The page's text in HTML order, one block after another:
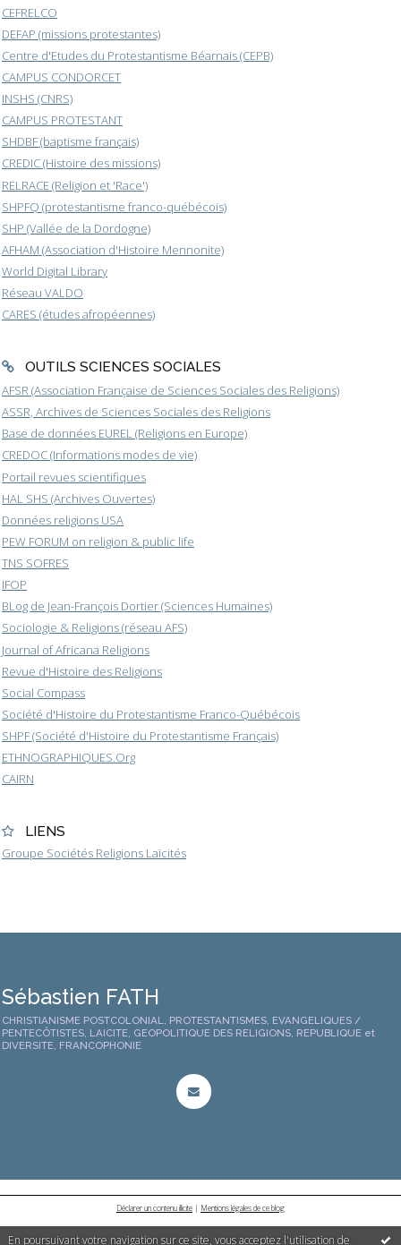
En poursuivant votre navigation sur ce site, vous acceptez l'utilisation de
CEFRELCO
DEFAP (missions protestantes)
Centre d'Etudes du Protestantisme Béarnais (CEPB)
CAMPUS CONDORCET
INSHS (CNRS)
CAMPUS PROTESTANT
SHDBF (baptisme français)
CREDIC (Histoire des missions)
RELRACE (Religion et 'Race')
SHPFQ (protestantisme franco-québécois)
SHP (Vallée de la Dordogne)
AFHAM (Association d'Histoire Mennonite)
World Digital Library
Réseau VALDO
CARES (études afropéennes)
OUTILS SCIENCES SOCIALES
AFSR (Association Française de Sciences Sociales des Religions)
ASSR, Archives de Sciences Sociales des Religions
Base de données EUREL (Religions en Europe)
CREDOC (Informations modes de vie)
Portail revues scientifiques
HAL SHS (Archives Ouvertes)
Données religions USA
PEW FORUM on religion & public life
TNS SOFRES
IFOP
BLog de Jean-François Dortier (Sciences Humaines)
Sociologie & Religions (réseau AFS)
Journal of Africana Religions
Revue d'Histoire des Religions
Social Compass
Société d'Histoire du Protestantisme Franco-Québécois
SHPF (Société d'Histoire du Protestantisme Français)
ETHNOGRAPHIQUES.Org
CAIRN
LIENS
Groupe Sociétés Religions Laïcités
Sébastien FATH
CHRISTIANISME POSTCOLONIAL, PROTESTANTISMES, EVANGELIQUES /
PENTECÔTISTES, LAICITE, GEOPOLITIQUE DES RELIGIONS, REPUBLIQUE et
DIVERSITE, FRANCOPHONIE
Déclarer un contenu illicite | Mentions légales de ce blog